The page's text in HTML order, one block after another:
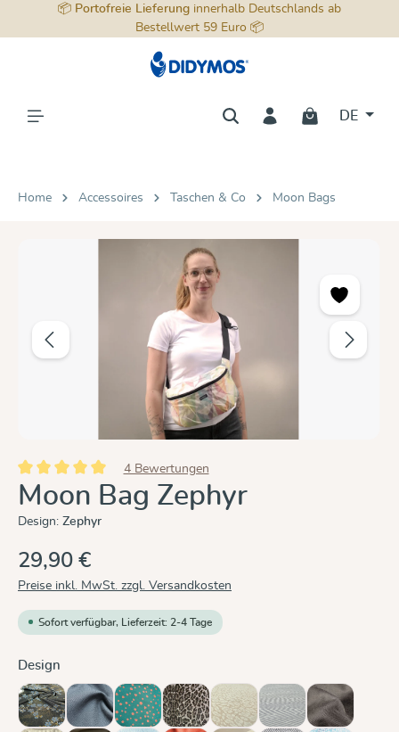
springen
📦 Portofreie Lieferung innerhalb Deutschlands ab
Bestellwert 59 Euro 📦
DE
Home Accessoires Taschen & Co Moon Bags
Durchschnittliche Bewertung von 5 von 5 Sternen
4 Bewertungen
Moon Bag Zephyr
Design: Zephyr
29,90 €
Preise inkl. MwSt. zzgl. Versandkosten
Sofort verfügbar, Lieferzeit: 2-4 Tage
Design
Blaue BlüteGraphit Hope Leo Leo PureMetro Monochrom
(Diese Option ist
Mocca